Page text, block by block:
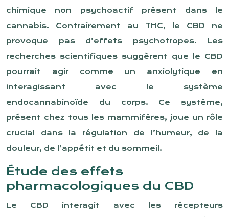
chimique non psychoactif présent dans le
cannabis. Contrairement au THC, le CBD ne
provoque pas d’effets psychotropes. Les
recherches scientifiques suggèrent que le CBD
pourrait agir comme un anxiolytique en
interagissant avec le système
endocannabinoïde du corps. Ce système,
présent chez tous les mammifères, joue un rôle
crucial dans la régulation de l’humeur, de la
douleur, de l’appétit et du sommeil.
Étude des effets
pharmacologiques du CBD
Le CBD interagit avec les récepteurs